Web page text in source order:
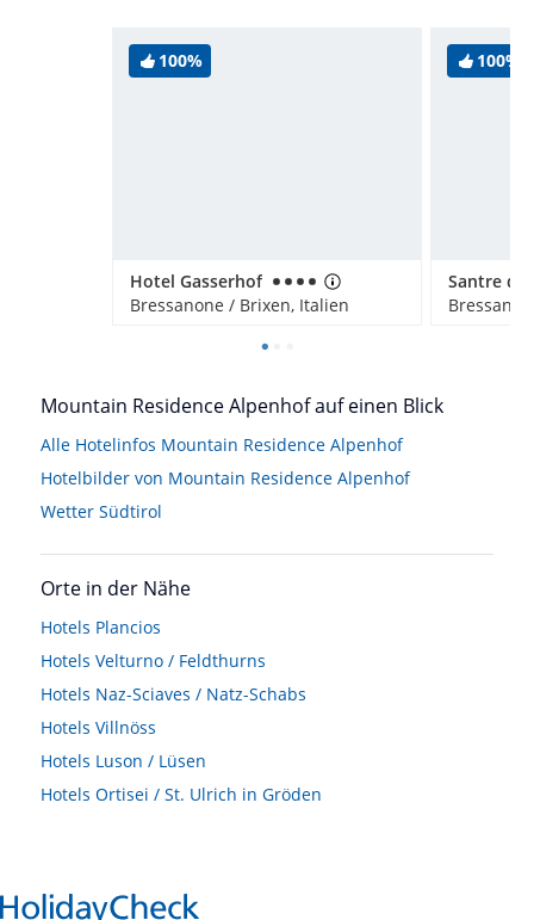
100%
Hotel Gasserhof
Bressanone / Brixen, Italien
100%
Mountain Residence Alpenhof auf einen Blick
Alle Hotelinfos Mountain Residence Alpenhof
Hotelbilder von Mountain Residence Alpenhof
Wetter Südtirol
Orte in der Nähe
Hotels Plancios
Hotels Velturno / Feldthurns
Hotels Naz-Sciaves / Natz-Schabs
Hotels Villnöss
Hotels Luson / Lüsen
Hotels Ortisei / St. Ulrich in Gröden